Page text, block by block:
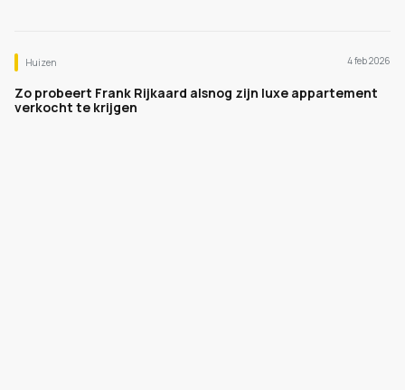
Huizen 4 feb 2026
Zo probeert Frank Rijkaard alsnog zijn luxe appartement
verkocht te krijgen